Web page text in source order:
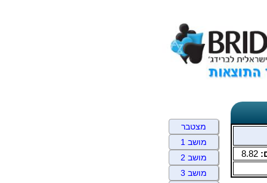
8.82
מצטבר
מושב 1
מושב 2
מושב 3